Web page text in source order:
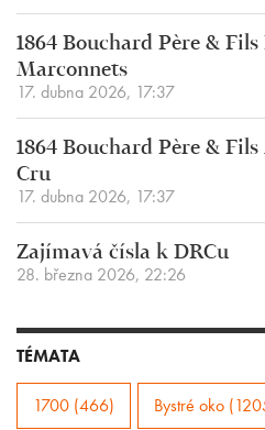
1864 Bouchard Père &
Marconnets
17. dubna 2026, 17:37
1864 Bouchard Père &
Cru
17. dubna 2026, 17:37
Zajímavá čísla k DRCu
28. března 2026, 22:26
TÉMATA
1700 (466) Bystré oko